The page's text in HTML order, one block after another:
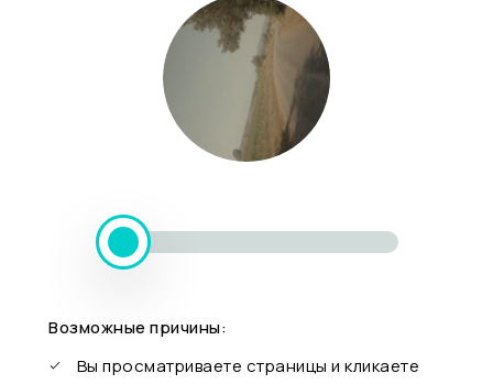
Возможные причины:
Вы просматриваете страницы и кликаете